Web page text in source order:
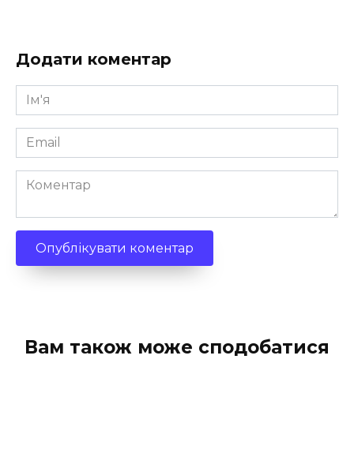
Додати коментар
Ім'я
*
Email
*
Коментар
Вам також може сподобатися